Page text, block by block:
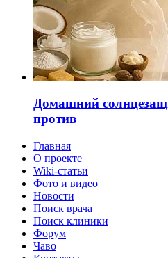
Домашний
против
Главная
О проекте
Wiki-статьи
Фото и видео
Новости
Поиск врача
Поиск клиники
Форум
Чаво